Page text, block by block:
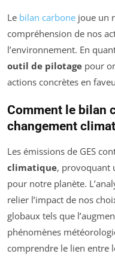
Le bilan carbone joue un
compréhension de nos
l’environnement. En
outil de pilotage pour
actions concrètes en
Comment le bilan
changement
Les émissions de GES
climatique, provoquant
pour notre planète.
relier l’impact de nos
globaux tels que
phénomènes
comprendre le lien entre